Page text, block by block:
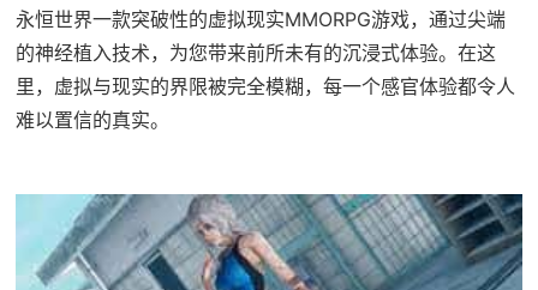
永恒世界一款突破性的虚拟现实MMORPG游戏，通过尖端
的神经植入技术，为您带来前所未有的沉浸式体验。在这
里，虚拟与现实的界限被完全模糊，每一个感官体验都令人
难以置信的真实。